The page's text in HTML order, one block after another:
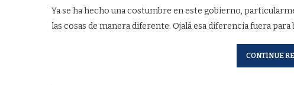
Ya se ha hecho una costumbre en este gobierno,
las cosas de manera diferente. Ojalá esa diferencia fuera para
CONTINUE